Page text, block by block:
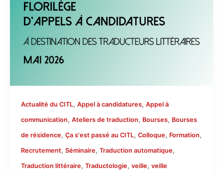
Actualité du CITL, Appel à candidatures, Appel à
communication, Ateliers de traduction, Bourses, Bourses
de résidence, Ça s'est passé au CITL, Colloque, Formation,
Recrutement, Séminaire, Traduction automatique,
Traduction littéraire, Traductologie, veille, veille